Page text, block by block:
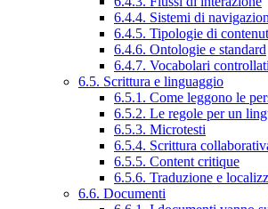
6.4.4. Sistemi di
6.4.5. Tipologie di
6.4.6. Ontologie e standard
6.4.7. Vocabolari
6.5. Scrittura e linguaggio
6.5.1. Come leggono le
6.5.2. Le regole per un
6.5.3. Microtesti
6.5.4. Scrittura
6.5.5. Content critique
6.5.6. Traduzione e
6.6. Documenti